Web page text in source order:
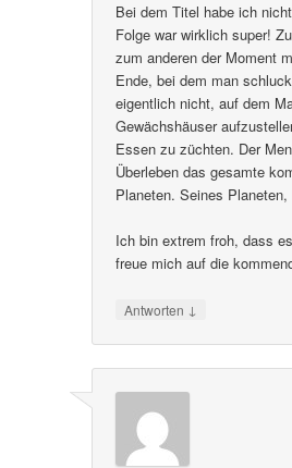
Bei dem Titel habe ich
Folge war wirklich super!
zum anderen der Moment
Ende, bei dem man
eigentlich nicht, auf dem
Gewächshäuser
Essen zu züchten. Der
Überleben das gesamte
Planeten. Seines
Ich bin extrem froh, dass
freue mich auf die
Antworten ↓